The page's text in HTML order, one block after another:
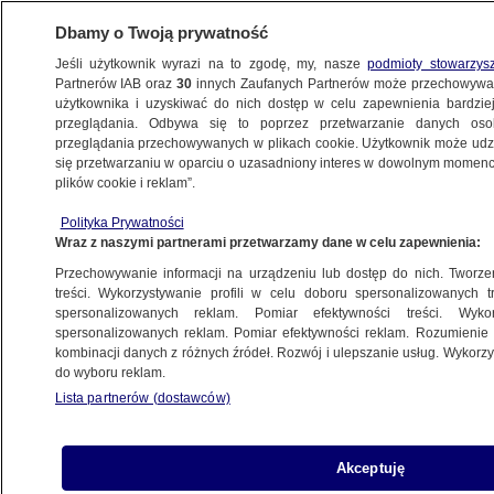
BIZNES
NAJNOWSZE
12.05.2012, 08:35Aktualizacja: 12.05.2012, 09:09
Udostępnij
Dbamy o Twoją prywatność
Jeśli użytkownik wyrazi na to zgodę, my, naszepodmioty
Partnerów IAB oraz30 innych Zaufanych Partnerów może
użytkownika i uzyskiwać do nich dostęp w celu zapewnienia
przeglądania. Odbywa się to poprzez przetwarzanie danych
przeglądania przechowywanych w plikach cookie. Użytkownik może
się przetwarzaniu w oparciu o uzasadniony interes w dowolnym
plików cookie i reklam”.
Polityka Prywatności
Wraz z naszymi partnerami przetwarzamy dane w celu zapewnienia:
Przechowywanie informacji na urządzeniu lub dostęp do nich.
treści. Wykorzystywanie profili w celu doboru spersonalizowanych
spersonalizowanych reklam. Pomiar efektywności treści.
spersonalizowanych reklam. Pomiar efektywności reklam.
kombinacji danych z różnych źródeł. Rozwój i ulepszanie usług.
do wyboru reklam.
Lista partnerów (dostawców)
Akceptuję